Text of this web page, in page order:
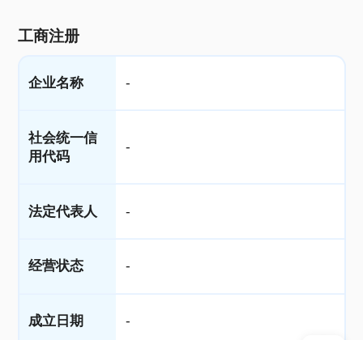
工商注册
企业名称 -
社会统一信
用代码
-
法定代表人 -
经营状态 -
成立日期 -